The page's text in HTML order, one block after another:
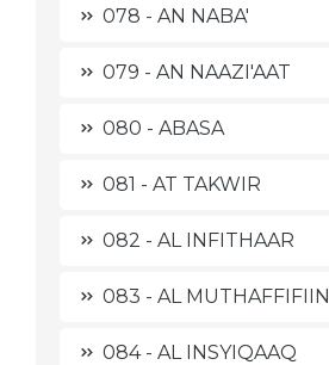
078 - AN NABA'
079 - AN NAAZI'AAT
080 - ABASA
081 - AT TAKWIR
082 - AL INFITHAAR
083 - AL MUTHAFFIFIIN
084 - AL INSYIQAAQ